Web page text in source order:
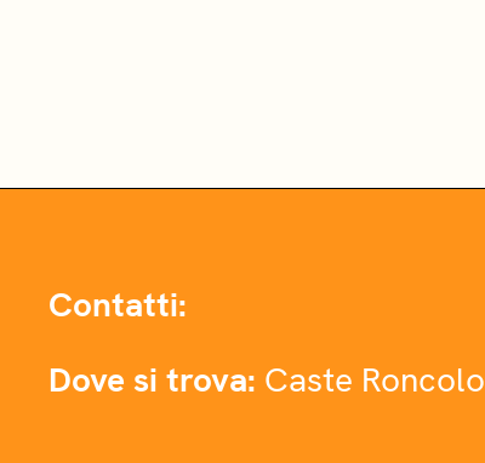
Contatti:
Dove si trova: Caste Roncolo